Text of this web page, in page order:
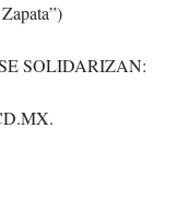
SOLIDARIZAN: